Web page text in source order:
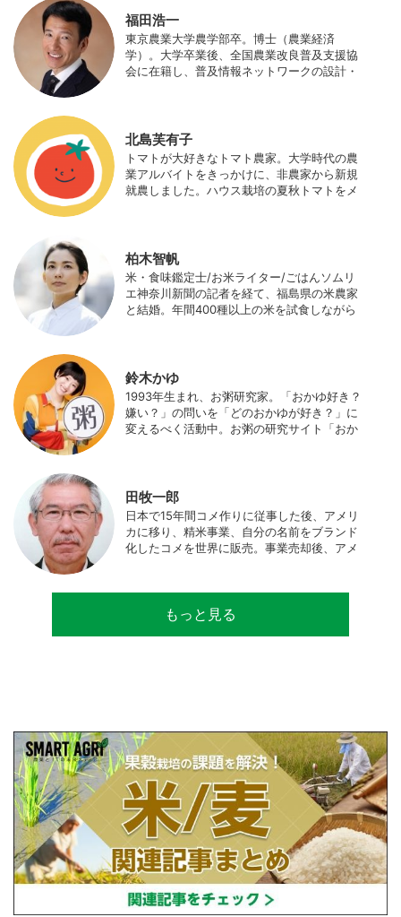
福田浩一
東京農業大学農学部卒。博士（農業経済
学）。大学卒業後、全国農業改良普及支援協
会に在籍し、普及情報ネットワークの設計・
の実証試験や農産物輸出などに関わった。主
にスマート農業の実証試験やコンサルなどに
携わっている。 HP：http://www.ijas.co.jp/
北島芙有子
トマトが大好きなトマト農家。大学時代の農
業アルバイトをきっかけに、非農家から新規
就農しました。ハウス栽培の夏秋トマトをメ
柏木智帆
米・食味鑑定士/お米ライター/ごはんソムリ
エ神奈川新聞の記者を経て、福島県の米農家
と結婚。年間400種以上の米を試食しながら
食事やお弁当づくりを通して、食育にも目を
向けている。プロフィール写真 ©杉山晃造
鈴木かゆ
1993年生まれ、お粥研究家。「おかゆ好き？
嫌い？」の問いを「どのおかゆが好き？」に
変えるべく活動中。お粥の研究サイト「おか
田牧一郎
日本で15年間コメ作りに従事した後、アメリ
カに移り、精米事業、自分の名前をブランド
化したコメを世界に販売。事業売却後、アメ
サルティングとして関わり、企業などの依頼
で世界12カ国の良質米生産可能産地を訪問調
もっと見る